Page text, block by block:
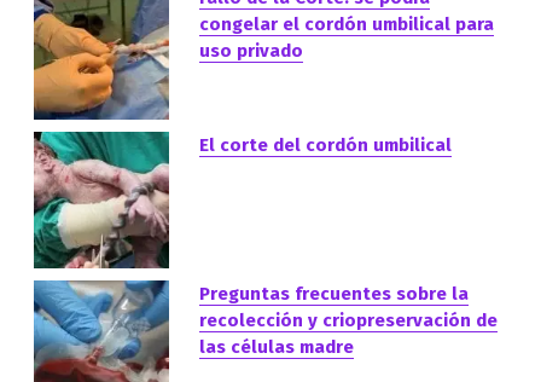
congelar el cordón umbilical para
uso privado
El corte del cordón umbilical
Preguntas frecuentes sobre la
recolección y criopreservación de
las células madre